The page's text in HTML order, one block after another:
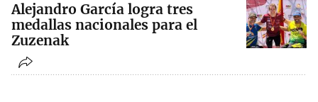
Alejandro García logra tres
medallas nacionales para el
Zuzenak